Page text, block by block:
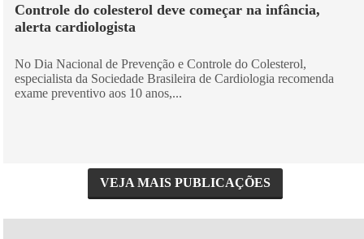
Controle do colesterol deve começar na infância,
alerta cardiologista
No Dia Nacional de Prevenção e Controle do Colesterol,
especialista da Sociedade Brasileira de Cardiologia recomenda
exame preventivo aos 10 anos,...
VEJA MAIS PUBLICAÇÕES